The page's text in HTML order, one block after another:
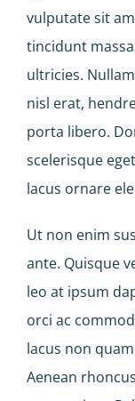
vulputate sit
tincidunt
ultricies.
nisl erat,
porta libero.
scelerisque
lacus ornare
Ut non enim
ante. Quisque
leo at ipsum
orci ac
lacus non
Aenean